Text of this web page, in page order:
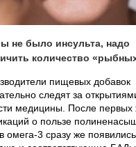
не было инсульта, надо
количество
пищевых добавок
следят за
медицины. После первых
о пользе
омега-3 сразу же